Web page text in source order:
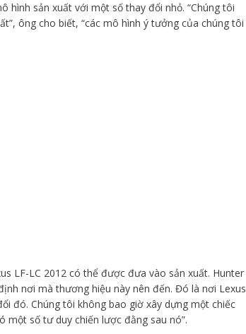
hình sản xuất với một số thay đổi nhỏ. “Chúng tôi
ông cho biết, “các mô hình ý tưởng của chúng tôi
LF-LC 2012 có thể được đưa vào sản xuất. Hunter
nơi mà thương hiệu này nên đến. Đó là nơi Lexus
đó. Chúng tôi không bao giờ xây dựng một chiếc
một số tư duy chiến lược đằng sau nó”.